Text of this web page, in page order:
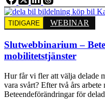
TIDIGARE WEBINAR
Slutwebbinarium –
mobilitetstjänster
Hur får vi fler att välja delade
vara svårt? Efter två års
Beteendeförändringar för